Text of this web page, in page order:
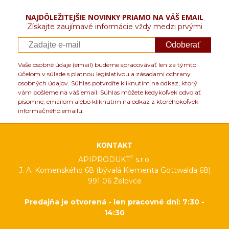
Hrúbka plechu: 0,1 mm
Rozmery nádoby (priemer x výška): 550x890 mm
Objem nádoby: 200l
Výkon motora čerpadla: 0,37 kW
Efektivita čerpadla: 900 l/h
Napájanie: 400 V
Orientačná hmotnosť: 47,4 kg
VIDEO:
NAJDÔLEŽITEJŠIE NOVINKY PRIAMO NA VÁŠ EMAIL
Získajte zaujímavé informácie vždy medzi prvými
Odoberať
Vaše osobné údaje (email) budeme spracovávať len za týmto
účelom v súlade s platnou legislatívou a zásadami ochrany
osobných údajov. Súhlas potvrdíte kliknutím na odkaz, ktorý
vám pošleme na váš email. Súhlas môžete kedykoľvek odvolať
písomne, emailom alebo kliknutím na odkaz z ktoréhokoľvek
informačného emailu.
KONTAKT
APIPRODUKT® s.r.o.
J. A. Komenského 68 (bývalá Klementa Gottwalda 68)
991 06 Želovce
Predajňa je otvorená - len pracovné dni: 7:30 -
14:30